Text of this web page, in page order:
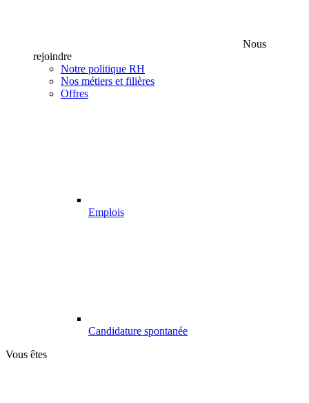
Nous
rejoindre
Notre politique RH
Nos métiers et filières
Offres
Emplois
Candidature spontanée
Vous êtes